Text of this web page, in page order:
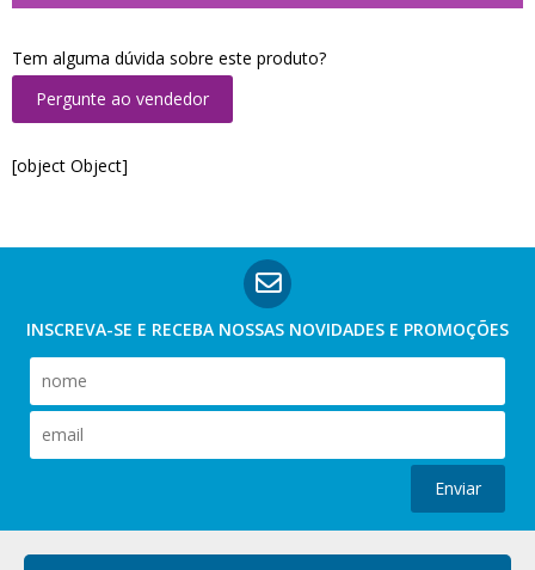
Tem alguma dúvida sobre este produto?
Pergunte ao vendedor
[object Object]
INSCREVA-SE E RECEBA NOSSAS NOVIDADES E PROMOÇÕES
Enviar